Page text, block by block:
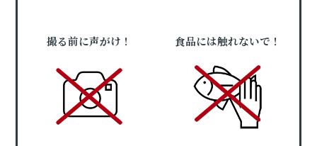
撮る前に声がけ！ 食品には触れないで！